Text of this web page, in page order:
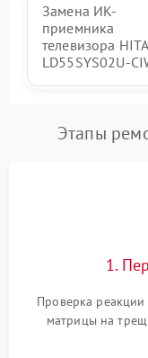
Замена ИК-
приемника
телевизора
LD55SYS02U-
Этапы
1.
Проверка
матрицы на
подсветки и